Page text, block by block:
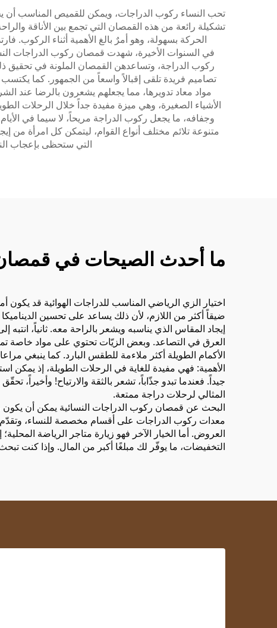
تحب النساء ركوب الدراجات، ويمكن للقميص المناسب أن
تشكيلة رائعة من هذه القمصان التي تجمع بين الأناقة
الحركة بسهولة، وهو أمرٌ بالغ الأهمية أثناء
في السنوات الأخيرة، شهدت قمصان ركوب الدراجات
تصاميم فريدة تلقى إقبالاً واسعاً من الجمهور. كما
مواد معاد تدويرها، مما يجعلهم يشعرون بالرضا عند
الأشياء الصغيرة، وهي ميزة مفيدة جداً خلال الرحلات
وجفافه، ما يجعل ركوب الدراجة مريحاً، لا سيما في
متنوعة تلائم مختلف أنواع القوام، ليتمكن كل امرأة
التي ستحظى بإعجاب
ما أحدث الصيحات في قمصان
اختيار الزي الرياضي المناسب للدراجات الهوائية قد
إيجاد المقاس الذي يناسبه ويشعر بالراحة معه. ثانياً،
العرق في التصاعد. وبعض الزيّات تحتوي على مواد خاصة
الأكمام الطويلة أكثر ملاءمة للطقس البارد. كما ينبغي
الأهمية: فهي مفيدة للغاية في الرحلات الطويلة، إذ يمكن
جيداً. فعندما تبدو جذّاباً، تشعر بالثقة والارتياح!
المثالي لرحلات دراجة ممتعة.
البحث عن قمصان ركوب الدراجات النسائية يمكن أن يكون
معدات ركوب الدراجات على أقسام مخصصة للنساء، وتقدّم
العروض. أما الخيار الآخر فهو زيارة متاجر الرياضة
التخفيضات، ما يوفّر لك مبلغًا أكبر من المال. وإذا